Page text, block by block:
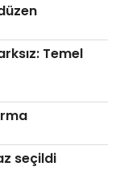
Temel
seçildi